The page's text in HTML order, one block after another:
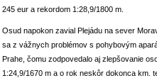
245 eur a rekordom 1:28,9/1800 m.
Osud napokon zavial Plejádu na sever
sa z vážnych problémov s pohybovým
Prahe, čomu zodpovedalo aj zlepšovanie
1:24,9/1670 m a o rok neskôr dokonca km.